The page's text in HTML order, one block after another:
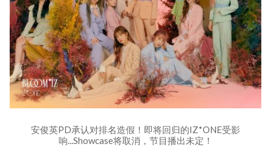
安俊英PD承认对排名造假！即将回归的IZ*ONE受影
响...Showcase将取消，节目播出未定！